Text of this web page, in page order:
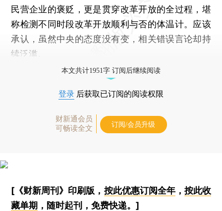
民营企业的褒贬，更是贯穿改革开放的全过程，堪
称检测不同时段改革开放顺利与否的体温计。应该
承认，虽然中央的态度没有变，相关错误言论却持
续泛滥。
本文共计1951字 订阅后继续阅读
登录 后获取已订阅的阅读权限
财新通会员
可畅读全文
订阅/会员升级
[《财新周刊》印刷版， 按此优惠订阅全年， 按此收
藏单期 ，随时起刊，免费快递。]